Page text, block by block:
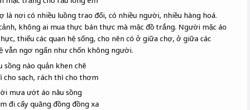
là nơi có nhiều luồng trao đổi, có nhiều người, nhiều hàng hoá.
không ai mua thực bán thực mà mặc đồ trắng. Người mặc áo
thiếu các quan hệ sống, cho nên có ở giữa chợ, ở giữa các
vẫn ngơ ngẩn như chốn không người.
sồng nào quản khen chê
cho sạch, rách thì cho thơm
mưa ướt áo nâu sồng
đi cấy quăng đồng đồng xa